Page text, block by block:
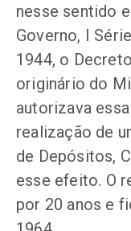
nesse sentido
Governo, I
1944, o
originário do
autorizava
realização de
de Depósitos,
esse efeito. O
por 20 anos e